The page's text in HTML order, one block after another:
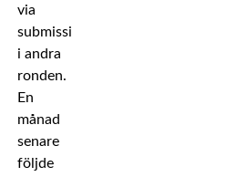
via
submission
i andra
ronden.
En
månad
senare
följde